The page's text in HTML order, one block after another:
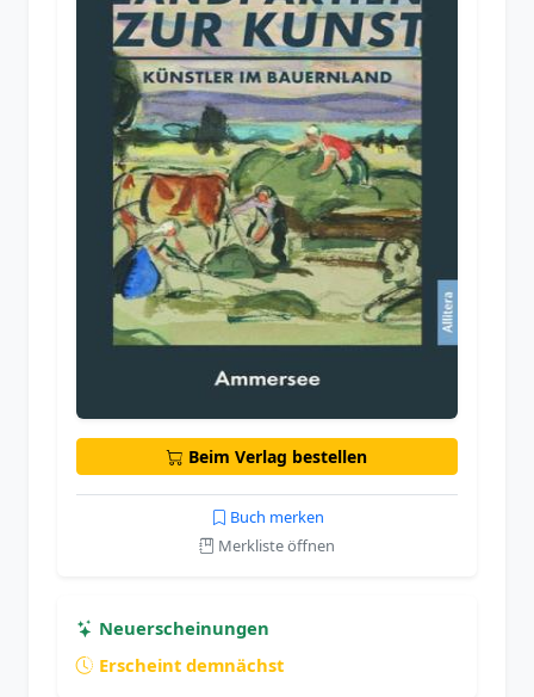
Beim Verlag bestellen
Buch merken
Merkliste öffnen
Neuerscheinungen
Erscheint demnächst